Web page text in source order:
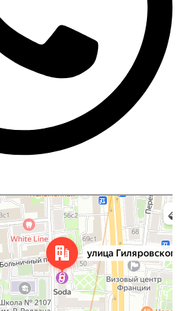
ближайшее метро Проспект Мира —